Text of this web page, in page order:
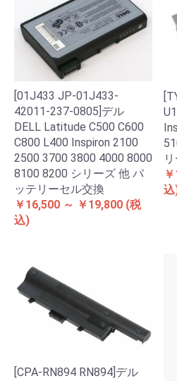
[01J433 JP-01J433-
42011-237-0805]デル
DELL Latitude C500 C600
C800 L400 Inspiron 2100
2500 3700 3800 4000 8000
8100 8200 シリーズ 他 バ
ッテリーセル交換
￥16,500 ～ ￥19,800 (税
込)
[CPA-RN894 RN894]デル